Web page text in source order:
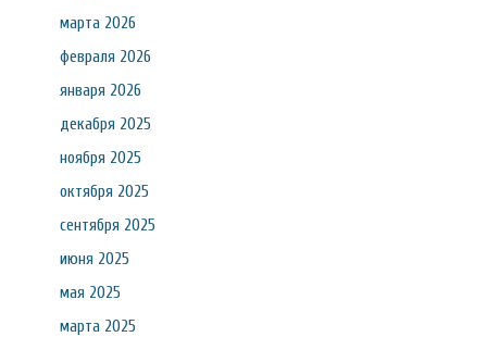
марта 2026
февраля 2026
января 2026
декабря 2025
ноября 2025
октября 2025
сентября 2025
июня 2025
мая 2025
марта 2025